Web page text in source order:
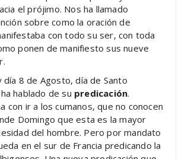
el prójimo. Nos ha llamado
sobre como la oración de
con todo su ser, con toda
ponen de manifiesto sus nueve
día 8 de Agosto, día de Santo
hablado de su predicación.
con ir a los cumanos, que no conocen
Domingo que esta es la mayor
del hombre. Pero por mandato
en el sur de Francia predicando la